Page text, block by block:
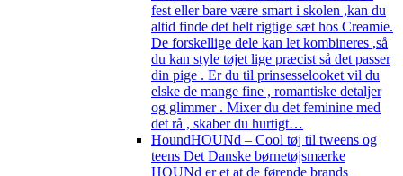
fest eller bare være smart i skolen ,kan du
altid finde det helt rigtige sæt hos Creamie.
De forskellige dele kan let kombineres ,så
du kan style tøjet lige præcist så det passer
din pige . Er du til prinsesselooket vil du
elske de mange fine , romantiske detaljer
og glimmer . Mixer du det feminine med
det rå , skaber du hurtigt…
HoundHOUNd – Cool tøj til tweens og
teens Det Danske børnetøjsmærke
HOUNd er et at de førende brands